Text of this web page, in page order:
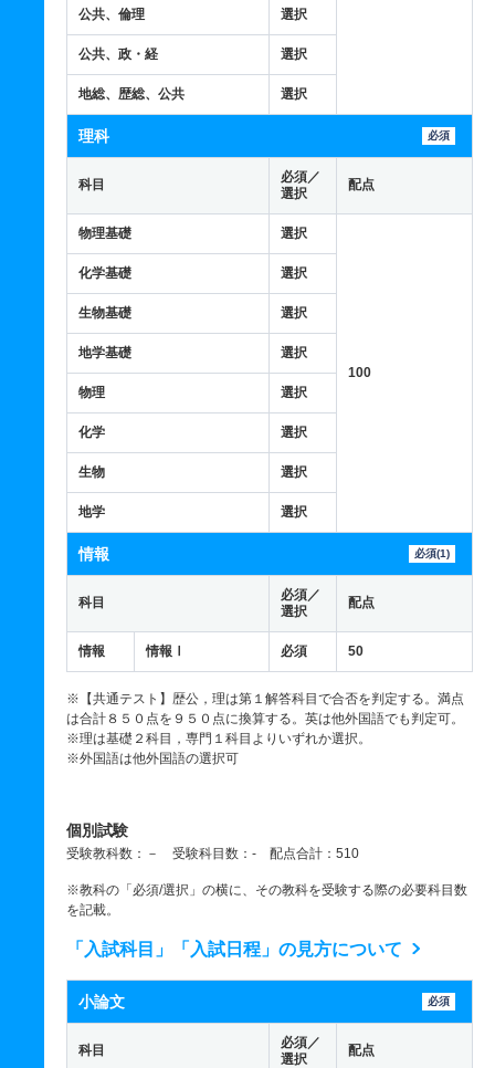
公共、倫理
選択
公共、政・経 選択
地総、歴総、公共 選択
理科 必須
科目
必須／
選択
配点
物理基礎 選択
100
化学基礎 選択
生物基礎 選択
地学基礎 選択
物理 選択
化学 選択
生物 選択
地学 選択
情報 必須(1)
科目
必須／
選択
配点
情報 情報Ⅰ 必須 50
※【共通テスト】歴公，理は第１解答科目で合否を判定する。満点
は合計８５０点を９５０点に換算する。英は他外国語でも判定可。
※理は基礎２科目，専門１科目よりいずれか選択。
※外国語は他外国語の選択可
個別試験
受験教科数：－ 受験科目数：- 配点合計：510
※教科の「必須/選択」の横に、その教科を受験する際の必要科目数
を記載。
「入試科目」「入試日程」の見方について
小論文 必須
科目
必須／
選択
配点